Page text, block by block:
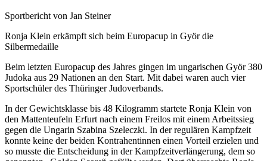
Sportbericht von Jan Steiner
Ronja Klein erkämpft sich beim Europacup in Györ die
Silbermedaille
Beim letzten Europacup des Jahres gingen im ungarischen Györ 380
Judoka aus 29 Nationen an den Start. Mit dabei waren auch vier
Sportschüler des Thüringer Judoverbands.
In der Gewichtsklasse bis 48 Kilogramm startete Ronja Klein von
den Mattenteufeln Erfurt nach einem Freilos mit einem Arbeitssieg
gegen die Ungarin Szabina Szeleczki. In der regulären Kampfzeit
konnte keine der beiden Kontrahentinnen einen Vorteil erzielen und
so musste die Entscheidung in der Kampfzeitverlängerung, dem so